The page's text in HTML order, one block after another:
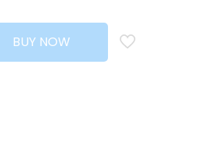
BUY NOW